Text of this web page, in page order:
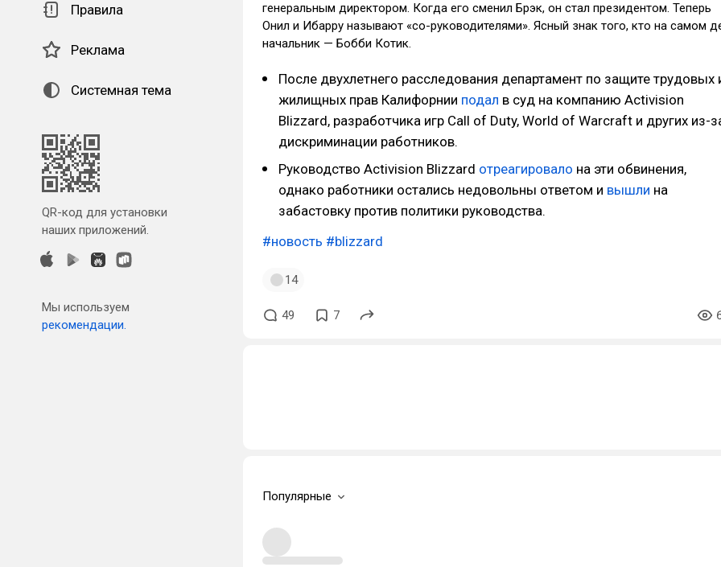
Правила
Реклама
Системная тема
QR-код для установки
наших приложений.
Мы используем
рекомендации.
генеральным директором. Когда его сменил Брэк, он стал президентом. Теперь
Онил и Ибарру называют «со-руководителями». Ясный знак того, кто на самом
начальник — Бобби Котик.
После двухлетнего расследования департамент по защите трудовых
жилищных прав Калифорнии подал в суд на компанию Activision
Blizzard, разработчика игр Call of Duty, World of Warcraft и других из-
дискриминации работников.
Руководство Activision Blizzard отреагировало на эти обвинения,
однако работники остались недовольны ответом и вышли на
забастовку против политики руководства.
#новость #blizzard
14
49 7
Популярные